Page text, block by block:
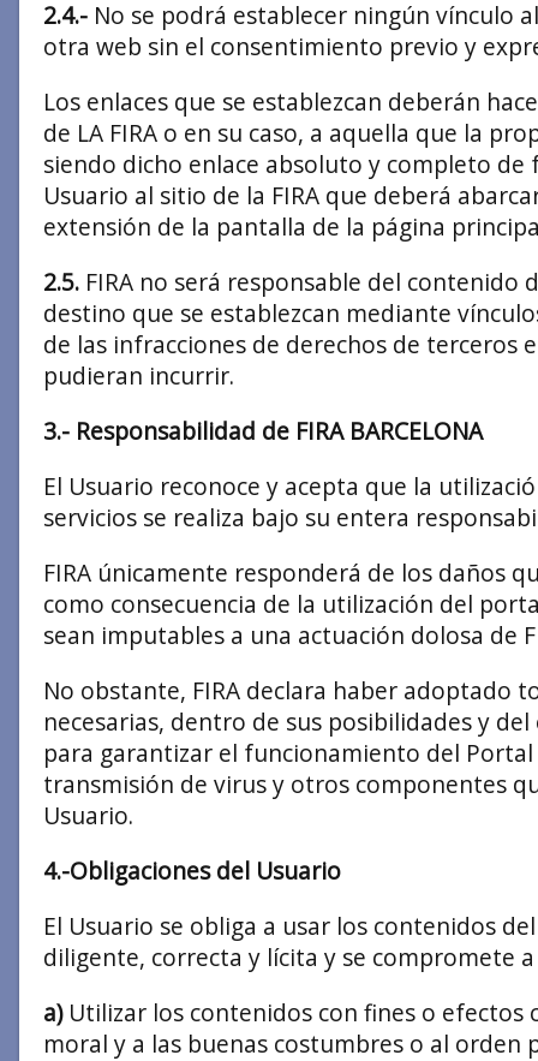
2.4.- No se podrá establecer ningún vínculo
otra web sin el consentimiento previo y
Los enlaces que se establezcan deberán
de LA FIRA o en su caso, a aquella que la
siendo dicho enlace absoluto y completo de
Usuario al sitio de la FIRA que deberá
extensión de la pantalla de la página
2.5. FIRA no será responsable del contenido
destino que se establezcan mediante
de las infracciones de derechos de terceros
pudieran incurrir.
3.- Responsabilidad de FIRA BARCELONA
El Usuario reconoce y acepta que la
servicios se realiza bajo su entera
FIRA únicamente responderá de los daños
como consecuencia de la utilización del
sean imputables a una actuación dolosa de
No obstante, FIRA declara haber adoptado
necesarias, dentro de sus posibilidades y
para garantizar el funcionamiento del
transmisión de virus y otros componentes
Usuario.
4.-Obligaciones del Usuario
El Usuario se obliga a usar los contenidos
diligente, correcta y lícita y se compromete
a)Utilizar los contenidos con fines o efectos
moral y a las buenas costumbres o al orden